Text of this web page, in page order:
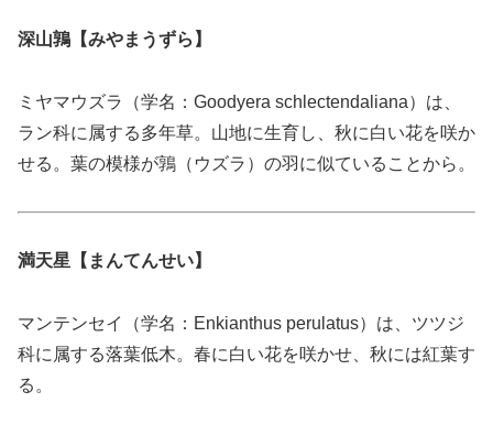
深山鶉【みやまうずら】
ミヤマウズラ（学名：Goodyera schlectendaliana）は、
ラン科に属する多年草。山地に生育し、秋に白い花を咲か
せる。葉の模様が鶉（ウズラ）の羽に似ていることから。
満天星【まんてんせい】
マンテンセイ（学名：Enkianthus perulatus）は、ツツジ
科に属する落葉低木。春に白い花を咲かせ、秋には紅葉す
る。